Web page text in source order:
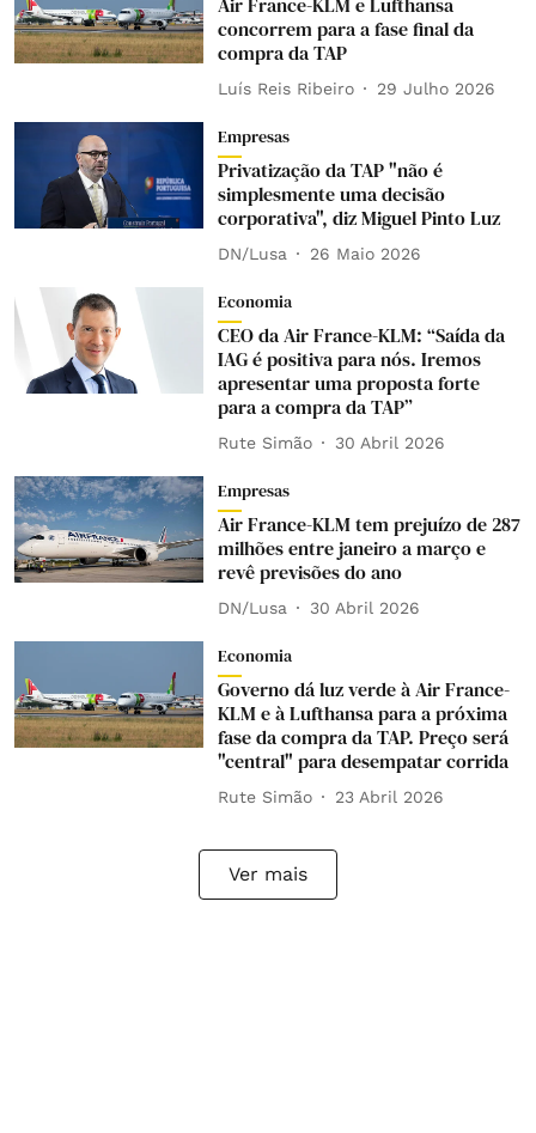
concorrem para a fase final da
compra da TAP
Luís Reis Ribeiro 29 Julho 2026
Empresas
Privatização da TAP "não é
simplesmente uma decisão
corporativa", diz Miguel Pinto Luz
DN/Lusa 26 Maio 2026
Economia
CEO da Air France-KLM: “Saída da
IAG é positiva para nós. Iremos
apresentar uma proposta forte
para a compra da TAP”
Rute Simão 30 Abril 2026
Empresas
Air France-KLM tem prejuízo de 287
milhões entre janeiro a março e
revê previsões do ano
DN/Lusa 30 Abril 2026
Economia
Governo dá luz verde à Air France-
KLM e à Lufthansa para a próxima
fase da compra da TAP. Preço será
"central" para desempatar corrida
Rute Simão 23 Abril 2026
Ver mais